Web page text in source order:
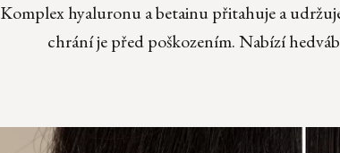
Komplex hyaluronu a betainu přitahuje a
chrání je před poškozením. Nabízí